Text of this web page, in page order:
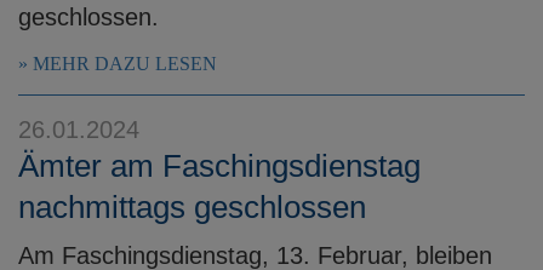
geschlossen.
MEHR DAZU LESEN
26.01.2024
Ämter am Faschingsdienstag
nachmittags geschlossen
Am Faschingsdienstag, 13. Februar, bleiben